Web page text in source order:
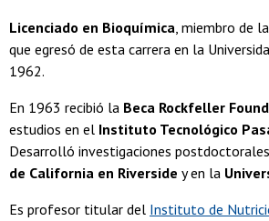
Licenciado en Bioquímica, miembro de
que egresó de esta carrera en la
1962.
En 1963 recibió la Beca Rockfeller
estudios en el Instituto Tecnológico
Desarrolló investigaciones
de California en Riverside y en la
Es profesor titular del Instituto de